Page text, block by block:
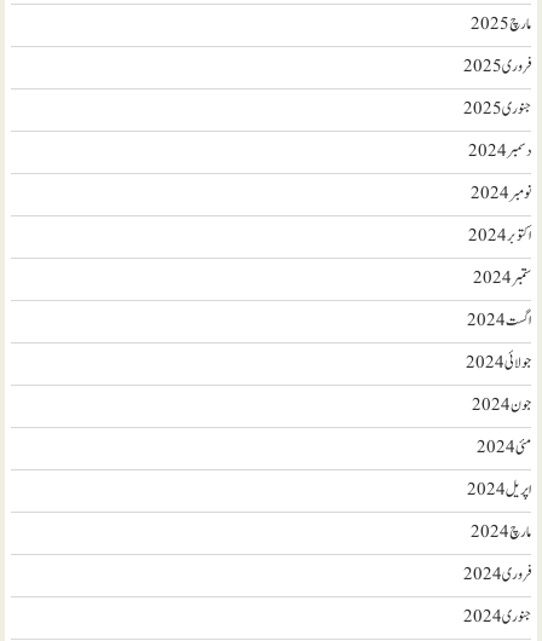
مارچ 2025
فروری 2025
جنوری 2025
دسمبر 2024
نومبر 2024
اکتوبر 2024
ستمبر 2024
اگست 2024
جولائی 2024
جون 2024
مئی 2024
اپریل 2024
مارچ 2024
فروری 2024
جنوری 2024